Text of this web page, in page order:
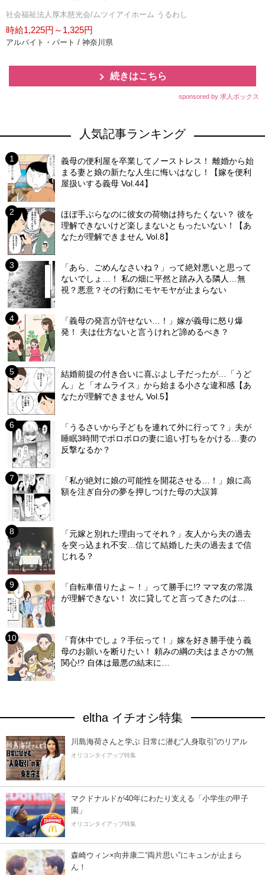
社会福祉法人厚木慈光会/ムツイアイホーム うるわし
時給1,225円～1,325円
アルバイト・パート / 神奈川県
続きはこちら
sponsored by 求人ボックス
人気記事ランキング
義母の便利屋を卒業してノーストレス！ 離婚から始
まる妻と娘の新たな人生に悔いはなし！【嫁を便利
屋扱いする義母 Vol.44】
ほぼ手ぶらなのに彼女の荷物は持ちたくない？ 彼を
理解できないけど楽しまないともったいない！【あ
なたが理解できません Vol.8】
「あら、ごめんなさいね？」って絶対悪いと思って
ないでしょ…！ 私の畑に平然と踏み入る隣人…無
視？悪意？その行動にモヤモヤが止まらない
「義母の発言が許せない…！」嫁が義母に怒り爆
発！ 夫は仕方ないと言うけれど諦めるべき？
結婚前提の付き合いに喜ぶよし子だったが…「うど
ん」と「オムライス」から始まる小さな違和感【あ
なたが理解できません Vol.5】
「うるさいから子どもを連れて外に行って？」夫が
睡眠3時間でボロボロの妻に追い打ちをかける…妻の
反撃なるか？
「私が絶対に娘の可能性を開花させる…！」娘に高
額を注ぎ自分の夢を押しつけた母の大誤算
「元嫁と別れた理由ってそれ？」友人から夫の過去
を突っ込まれ不安…信じて結婚した夫の過去まで信
じれる？
「自転車借りたよ～！」って勝手に!? ママ友の常識
が理解できない！ 次に貸してと言ってきたのは…
「育休中でしょ？手伝って！」嫁を好き勝手使う義
母のお願いを断りたい！ 頼みの綱の夫はまさかの無
関心!? 自体は最悪の結末に…
eltha イチオシ特集
川島海荷さんと学ぶ 日常に潜む“人身取引”のリアル
オリコンタイアップ特集
マクドナルドが40年にわたり支える「小学生の甲子
園」
オリコンタイアップ特集
森崎ウィン×向井康二“両片思い”にキュンが止まら
ん！